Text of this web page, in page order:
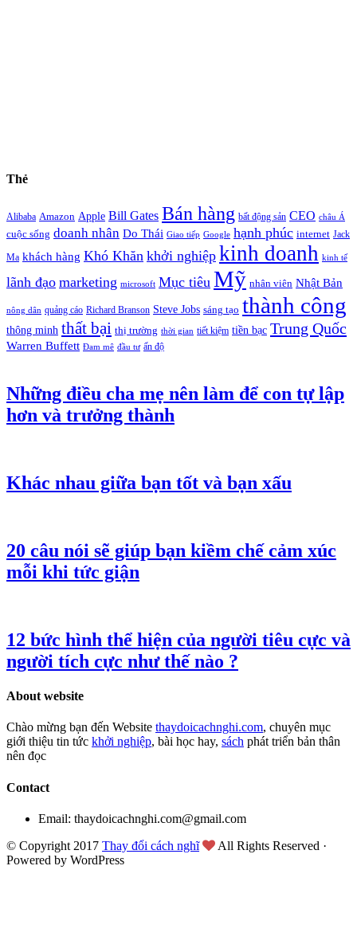
Thẻ
Alibaba Amazon Apple Bill Gates Bán hàng bất động sản CEO châu Á
cuộc sống doanh nhân Do Thái Giao tiếp Google hạnh phúc internet Jack
Ma khách hàng Khó Khăn khởi nghiệp kinh doanh kinh tế
lãnh đạo marketing microsoft Mục tiêu Mỹ nhân viên Nhật Bản
nông dân quảng cáo Richard Branson Steve Jobs sáng tạo thành công
thông minh thất bại thị trường thời gian tiết kiệm tiền bạc Trung Quốc
Warren Buffett Đam mê đầu tư ấn độ
Những điều cha mẹ nên làm để con tự lập
hơn và trưởng thành
Khác nhau giữa bạn tốt và bạn xấu
20 câu nói sẽ giúp bạn kiềm chế cảm xúc
mỗi khi tức giận
12 bức hình thể hiện của người tiêu cực và
người tích cực như thế nào ?
About website
Chào mừng bạn đến Website thaydoicachnghi.com, chuyên mục
giới thiệu tin tức khởi nghiệp, bài học hay, sách phát triển bản thân
nên đọc
Contact
Email: thaydoicachnghi.com@gmail.com
© Copyright 2017 Thay đổi cách nghĩ
All Rights Reserved ·
Powered by WordPress